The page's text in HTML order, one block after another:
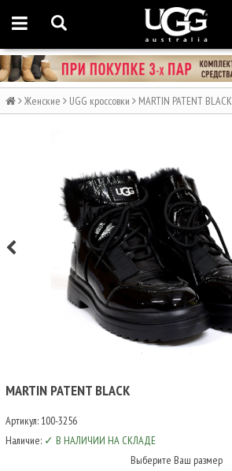
Женские UGG кроссовки MARTIN PATENT BLACK
MARTIN PATENT BLACK
Артикул: 100-3256
Наличие: ✓ В НАЛИЧИИ НА СКЛАДЕ
Выберите Ваш размер